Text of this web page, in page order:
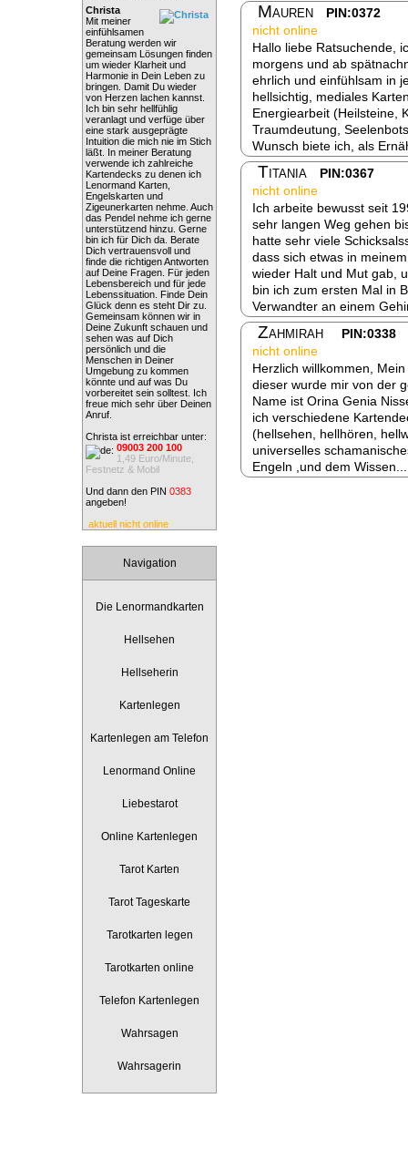
Christa
Mit meiner
einfühlsamen
Beratung werden wir
gemeinsam Lösungen finden
um wieder Klarheit und
Harmonie in Dein Leben zu
bringen. Damit Du wieder
von Herzen lachen kannst.
Ich bin sehr hellfühlig
veranlagt und verfüge über
eine stark ausgeprägte
Intuition die mich nie im Stich
läßt. In meiner Beratung
verwende ich zahlreiche
Kartendecks zu denen ich
Lenormand Karten,
Engelskarten und
Zigeunerkarten nehme. Auch
das Pendel nehme ich gerne
unterstützend hinzu. Gerne
bin ich für Dich da. Berate
Dich vertrauensvoll und
finde die richtigen Antworten
auf Deine Fragen. Für jeden
Lebensbereich und für jede
Lebenssituation. Finde Dein
Glück denn es steht Dir zu.
Gemeinsam können wir in
Deine Zukunft schauen und
sehen was auf Dich
persönlich und die
Menschen in Deiner
Umgebung zu kommen
könnte und auf was Du
vorbereitet sein solltest. Ich
freue mich sehr über Deinen
Anruf.
Christa ist erreichbar unter:
09003 200 100
1,49 Euro/Minute,
Festnetz & Mobil
Und dann den PIN 0383
angeben!
aktuell nicht online
Navigation
Die Lenormandkarten
Hellsehen
Hellseherin
Kartenlegen
Kartenlegen am Telefon
Lenormand Online
Liebestarot
Online Kartenlegen
Tarot Karten
Tarot Tageskarte
Tarotkarten legen
Tarotkarten online
Telefon Kartenlegen
Wahrsagen
Wahrsagerin
Mauren
PIN:0372
nicht online
Hallo liebe Ratsuchende,
morgens und ab
ehrlich und einfühlsam in
hellsichtig, mediales
Energiearbeit (Heilsteine,
Traumdeutung,
Wunsch biete ich, als
Titania
PIN:0367
nicht online
Ich arbeite bewusst seit
sehr langen Weg gehen
hatte sehr viele
dass sich etwas in
wieder Halt und Mut gab,
bin ich zum ersten Mal in
Verwandter an einem
Zahmirah
PIN:0338
nicht online
Herzlich willkommen,
dieser wurde mir von der
Name ist Orina Genia
ich verschiedene
(hellsehen, hellhören,
universelles
Engeln ,und dem